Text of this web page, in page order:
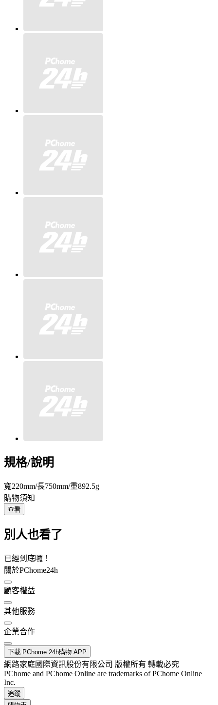
規格/說明
寬220mm/長750mm/重892.5g
購物須知
查看
別人也看了
已經到底囉！
關於PChome24h
顧客權益
其他服務
企業合作
下載 PChome 24h購物 APP
網路家庭國際資訊股份有限公司 版權所有 轉載必究
PChome and PChome Online are trademarks of PChome Online
Inc.
追蹤